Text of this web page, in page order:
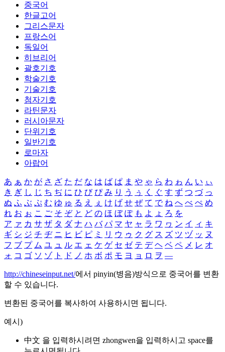
중국어
한글고어
그리스문자
프랑스어
독일어
히브리어
괄호기호
학술기호
기술기호
첨자기호
라틴문자
러시아문자
단위기호
일반기호
로마자
아랍어
あ ぁ か が さ ざ た だ な は ば ぱ ま や ゃ ら わ ゎ ん い ぃ
き ぎ し じ ち ぢ に ひ び ぴ み り う ぅ く ぐ す ず つ づ っ
ぬ ふ ぶ ぷ む ゆ ゅ る え ぇ け げ せ ぜ て で ね へ べ ぺ め
れ お ぉ こ ご そ ぞ と ど の ほ ぼ ぽ も よ ょ ろ を
ア ァ カ サ ザ タ ダ ナ ハ バ パ マ ヤ ャ ラ ワ ヮ ン イ ィ キ
ギ シ ジ チ ヂ ニ ヒ ビ ピ ミ リ ウ ゥ ク グ ス ズ ツ ヅ ッ ヌ
フ ブ プ ム ユ ュ ル エ ェ ケ ゲ セ ゼ テ デ ヘ ベ ペ メ レ オ
ォ コ ゴ ソ ゾ ト ド ノ ホ ボ ポ モ ヨ ョ ロ ヲ ―
http://chineseinput.net/에서 pinyin(병음)방식으로 중국어를 변환
할 수 있습니다.
변환된 중국어를 복사하여 사용하시면 됩니다.
예시)
中文 을 입력하시려면 zhongwen을 입력하시고 space를